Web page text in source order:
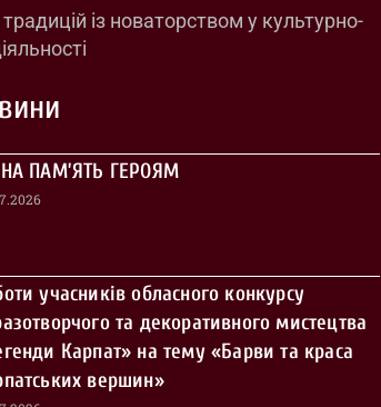
традицій із новаторством у культурно-
ПАМ’ЯТЬ ГЕРОЯМ
учасників обласного конкурсу
та декоративного мистецтва
Карпат» на тему «Барви та краса
вершин»